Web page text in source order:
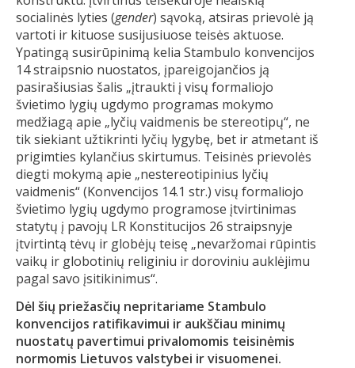
socialinės lyties (gender) sąvoką, atsiras prievolė ją
vartoti ir kituose susijusiuose teisės aktuose.
Ypatingą susirūpinimą kelia Stambulo konvencijos
14 straipsnio nuostatos, įpareigojančios ją
pasirašiusias šalis „įtraukti į visų formaliojo
švietimo lygių ugdymo programas mokymo
medžiagą apie „lyčių vaidmenis be stereotipų“, ne
tik siekiant užtikrinti lyčių lygybę, bet ir atmetant iš
prigimties kylančius skirtumus. Teisinės prievolės
diegti mokymą apie „nestereotipinius lyčių
vaidmenis“ (Konvencijos 14.1 str.) visų formaliojo
švietimo lygių ugdymo programose įtvirtinimas
statytų į pavojų LR Konstitucijos 26 straipsnyje
įtvirtintą tėvų ir globėjų teisę „nevaržomai rūpintis
vaikų ir globotinių religiniu ir doroviniu auklėjimu
pagal savo įsitikinimus“.
Dėl šių priežasčių nepritariame Stambulo
konvencijos ratifikavimui ir aukščiau minimų
nuostatų pavertimui privalomomis teisinėmis
normomis Lietuvos valstybei ir visuomenei.